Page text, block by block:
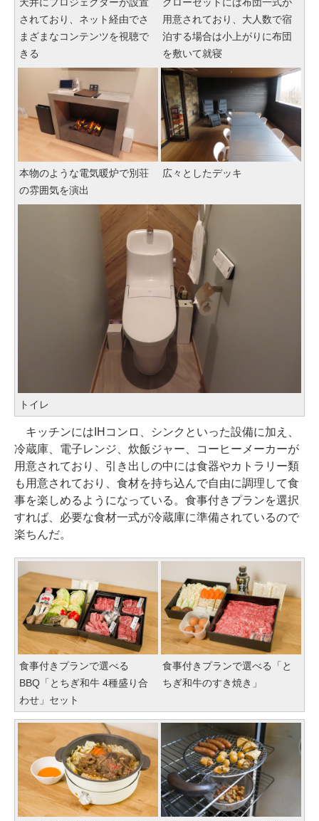
天井にプロジェクターが設置
されており、ネット経由でさ
まざまなコンテンツを視聴で
きる
クローゼットには布団一式が
用意されており、大人数で宿
泊する場合は小上がりに布団
を敷いて就寝
本物のような電気暖炉で別荘
の雰囲気を演出
広々としたデッキ
トイレ
キッチンにはIHコンロ、シンクといった設備に加え、
冷蔵庫、電子レンジ、炊飯ジャー、コーヒーメーカーが
用意されており、引き出しの中には食器やカトラリー類
も用意されており、食材を持ち込んで自由に調理して食
事を楽しめるようになっている。食事付きプランを選択
すれば、必要な食材一式が冷蔵庫に準備されているので
楽ちんだ。
食事付きプランで選べる
BBQ「とちぎ和牛 4種盛り合
わせ」セット
食事付きプランで選べる「と
ちぎ和牛のすき焼き」